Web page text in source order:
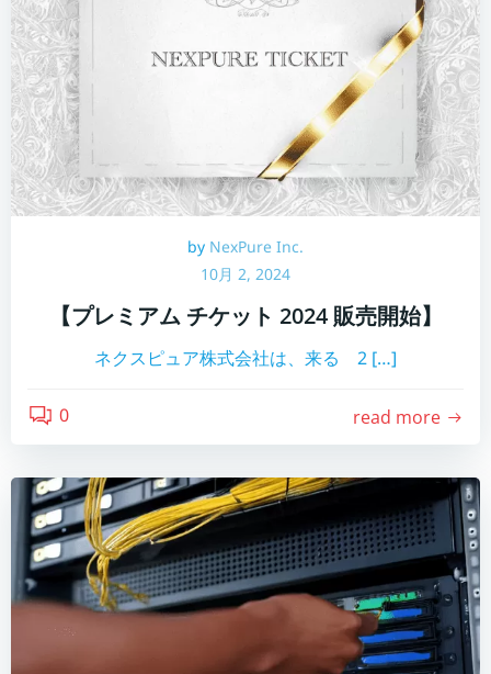
by NexPure Inc.
10月 2, 2024
【プレミアム チケット 2024 販売開始】
ネクスピュア株式会社は、来る 2 […]
0 read more